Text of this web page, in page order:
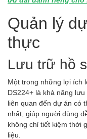
Quản lý
thực
Lưu trữ hồ
Một trong những lợi ích
DS224+ là khả năng
liên quan đến dự án có
nhất, giúp người dùng
không chỉ tiết kiệm thời
liệu.